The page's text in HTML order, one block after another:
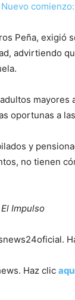
Nuevo
Peña, exigió
advirtiendo
mayores
oportunas a
y
no tienen
Impulso
Haz clic